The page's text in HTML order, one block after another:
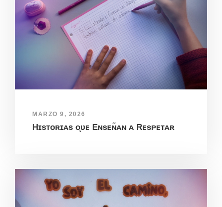
MARZO 9, 2026
Hɪsᴛᴏʀɪᴀs ᴏ̨ᴜᴇ Eɴsᴇɴ̃ᴀɴ ᴀ Rᴇsᴘᴇᴛᴀʀ